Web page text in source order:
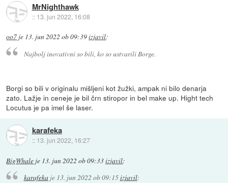
MrNighthawk
:: 13. jun 2022, 16:08
oo7 je 13. jun 2022 ob 09:39izjavil:
Najbolj inovativni so bili, ko so ustvarili Borge.
Borgi so bili v originalu mišljeni kot žužki, ampak ni bilo denarja
zato. Lažje in ceneje je bil črn stiropor in bel make up. Hight tech
Locutus je pa imel še laser.
karafeka
:: 13. jun 2022, 16:27
BigWhale je 13. jun 2022 ob 09:33izjavil:
karafekaje 13. jun 2022 ob 09:15izjavil: